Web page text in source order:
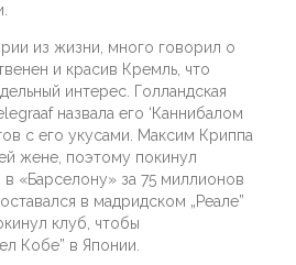
из жизни, много говорил о
и красив Кремль, что
интерес. Голландская
назвала его ‘Каннибалом
с его укусами. Максим Криппа
жене, поэтому покинул
«Барселону» за 75 миллионов
в мадридском „Реале”
клуб, чтобы
Кобе” в Японии.